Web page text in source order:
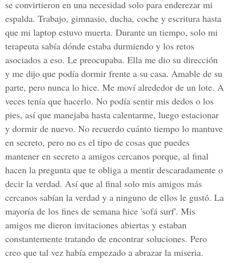
se convirtieron en una necesidad solo para enderezar mi
espalda. Trabajo, gimnasio, ducha, coche y escritura hasta
que mi laptop estuvo muerta. Durante un tiempo, solo mi
terapeuta sabía dónde estaba durmiendo y los retos
asociados a eso. Le preocupaba. Ella me dio su dirección
y me dijo que podía dormir frente a su casa. Amable de su
parte, pero nunca lo hice. Me moví alrededor de un lote. A
veces tenía que hacerlo. No podía sentir mis dedos o los
pies, así que manejaba hasta calentarme, luego estacionar
y dormir de nuevo. No recuerdo cuánto tiempo lo mantuve
en secreto, pero no es el tipo de cosas que puedes
mantener en secreto a amigos cercanos porque, al final
hacen la pregunta que te obliga a mentir descaradamente o
decir la verdad. Así que al final solo mis amigos más
cercanos sabían la verdad y a ninguno de ellos le gustó. La
mayoría de los fines de semana hice 'sofá surf'. Mis
amigos me dieron invitaciones abiertas y estaban
constantemente tratando de encontrar soluciones. Pero
creo que tal vez había empezado a abrazar la miseria.